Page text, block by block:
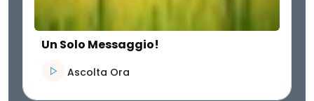
Un Solo Messaggio!
Ascolta Ora